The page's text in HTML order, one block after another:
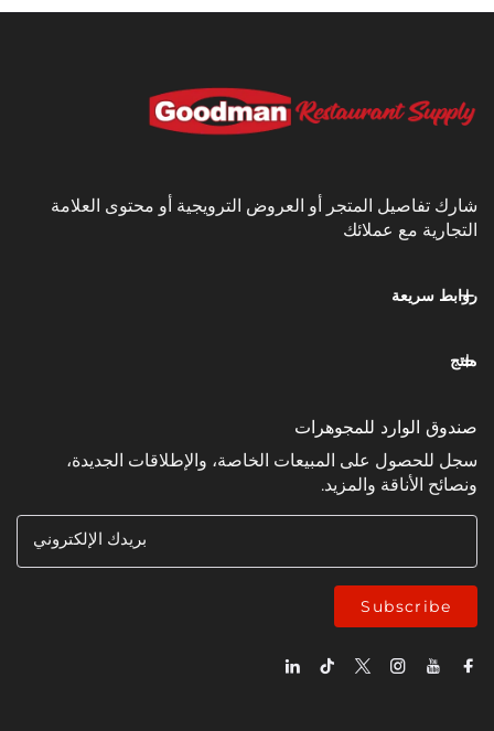
المتجر أو العروض الترويجية أو محتوى العلامة
عملائك
للمجوهرات
على المبيعات الخاصة، والإطلاقات الجديدة،
والمزيد.
بريدك الإلكتروني